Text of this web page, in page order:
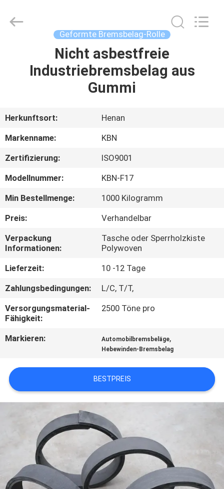
ÜBER
UNS
FABRIK-
AUSFLUG
QUALITÄTSKONTROLLE
TRETEN
SIE
MIT
IN
VERBINDUNG
FORDERN
SIE EIN
ZITAT
SITEMAP
PRIVACY
POLICY
Geformte Bremsbelag-Rolle
Nicht asbestfreie
Industriebremsbelag aus
Gummi
Herkunftsort:
Henan
Markenname:
KBN
Zertifizierung:
ISO9001
Modellnummer:
KBN-F17
Min Bestellmenge:
1000 Kilogramm
Preis:
Verhandelbar
Verpackung
Informationen:
Tasche oder Sperrholzkiste
Polywoven
Lieferzeit:
10 -12 Tage
Zahlungsbedingungen:
L/C, T/T,
Versorgungsmaterial-
Fähigkeit:
2500 Töne pro
Markieren: Automobilbremsbeläge,
Hebewinden-Bremsbelag
BESTPREIS